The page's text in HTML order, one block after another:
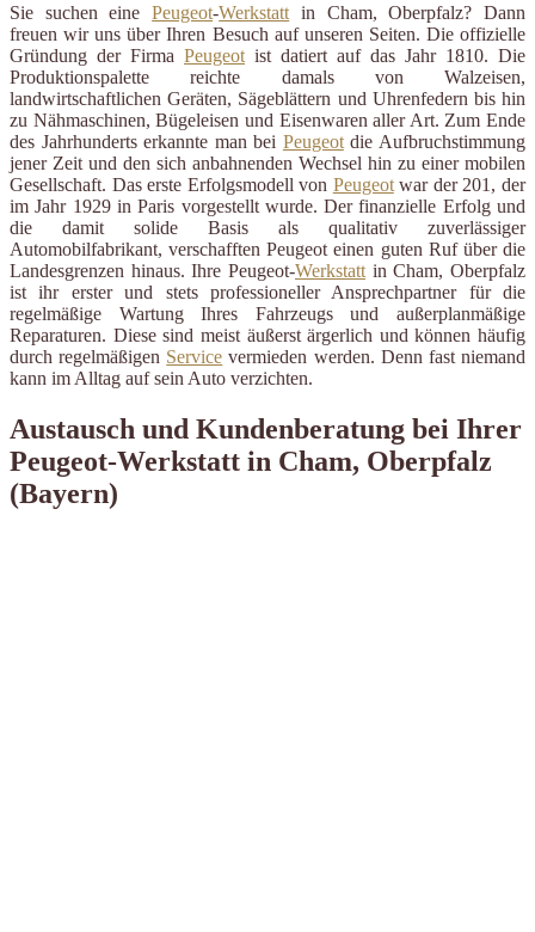
Sie suchen einePeugeot-Werkstatt in Cham, Oberpfalz? Dann
freuen wir uns über Ihren Besuch auf unseren Seiten. Die offizielle
Gründung der Firma Peugeot ist datiert auf das Jahr 1810. Die
Produktionspalette reichte damals von Walzeisen,
landwirtschaftlichen Geräten, Sägeblättern und Uhrenfedern bis hin
zu Nähmaschinen, Bügeleisen und Eisenwaren aller Art. Zum Ende
des Jahrhunderts erkannte man bei Peugeotdie Aufbruchstimmung
jener Zeit und den sich anbahnenden Wechsel hin zu einer mobilen
Gesellschaft. Das erste Erfolgsmodell von Peugeotwar der 201, der
im Jahr 1929 in Paris vorgestellt wurde. Der finanzielle Erfolg und
die damit solide Basis als qualitativ zuverlässiger
Automobilfabrikant, verschafften Peugeot einen guten Ruf über die
Landesgrenzen hinaus. Ihre Peugeot-Werkstatt in Cham, Oberpfalz
ist ihr erster und stets professioneller Ansprechpartner für die
regelmäßige Wartung Ihres Fahrzeugs und außerplanmäßige
Reparaturen. Diese sind meist äußerst ärgerlich und können häufig
durch regelmäßigen Service vermieden werden. Denn fast niemand
kann im Alltag auf sein Auto verzichten.
Austausch und Kundenberatung bei Ihrer
Peugeot-Werkstatt in Cham, Oberpfalz
(Bayern)